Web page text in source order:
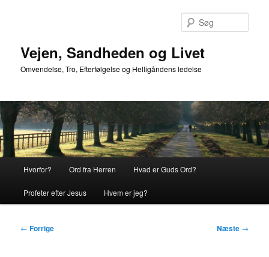
Vejen, Sandheden og Livet
Omvendelse, Tro, Efterfølgelse og Helligåndens ledelse
Hvorfor? Ord fra Herren Hvad er Guds Ord?
Profeter efter Jesus Hvem er jeg?
Indlægsnavigation
← Forrige Næste →